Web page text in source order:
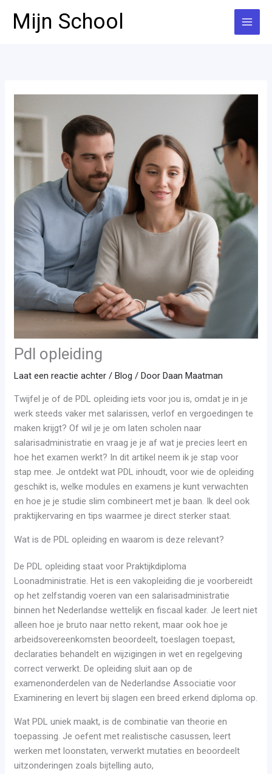
naarMijn School
Pdl opleiding
Laat een reactie achter / Blog / Door Daan Maatman
Twijfel je of de PDL opleiding iets voor jou is, omdat je in je
werk steeds vaker met salarissen, verlof en vergoedingen te
maken krijgt? Of wil je je om laten scholen naar
salarisadministratie en vraag je je af wat je precies leert en
hoe het examen werkt? In dit artikel neem ik je stap voor
stap mee. Je ontdekt wat PDL inhoudt, voor wie de opleiding
geschikt is, welke modules en examens je kunt verwachten
en hoe je je studie slim combineert met je baan. Ik deel ook
praktijkervaring en tips waarmee je direct sterker staat.
Wat is de PDL opleiding en waarom is deze relevant?
De PDL opleiding staat voor Praktijkdiploma
Loonadministratie. Het is een vakopleiding die je voorbereidt
op het zelfstandig voeren van een salarisadministratie
binnen het Nederlandse wettelijk en fiscaal kader. Je leert niet
alleen hoe je bruto naar netto rekent, maar ook hoe je
arbeidsovereenkomsten beoordeelt, toeslagen toepast,
declaraties behandelt en wijzigingen in wet en regelgeving
correct verwerkt. De opleiding sluit aan op de
examenonderdelen van de Nederlandse Associatie voor
Examinering en levert bij slagen een breed erkend diploma op.
Wat PDL uniek maakt, is de combinatie van theorie en
toepassing. Je oefent met realistische casussen, leert
werken met loonstaten, verwerkt mutaties en beoordeelt
uitzonderingen zoals bijtelling auto,